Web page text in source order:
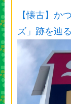
【懐古】か
ズ」跡を辿る